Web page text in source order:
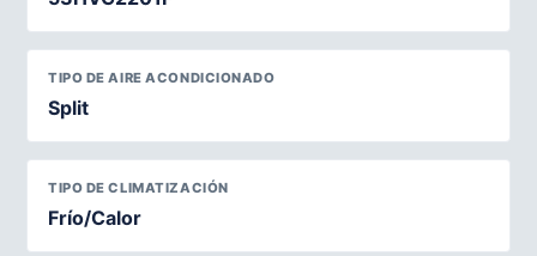
TIPO DE AIRE ACONDICIONADO
Split
TIPO DE CLIMATIZACIÓN
Frío/Calor